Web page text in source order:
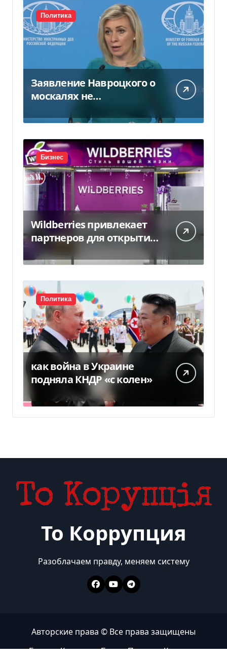
Политика
Заявление Навроцкого о
москалях не
Бизнес
Wildberries привлекает
партнеров для открытия
хабов после ударов по
слогам
Политика
как война в Украине
подняла КНДР «с колен»
То Коррупция
Разоблачаем правду, меняем систему
Авторские права © Все права защищены
ГлавнаяКоррупцияБизнесПолитикаКонтакты